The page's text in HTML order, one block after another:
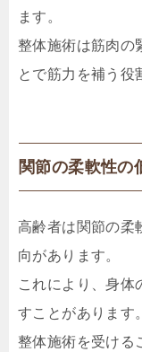
ます。
整体施術は筋肉の
とで筋力を補う役
関節の柔軟性の
高齢者は関節の柔
向があります。
これにより、身体
すことがあります。
整体施術を受ける